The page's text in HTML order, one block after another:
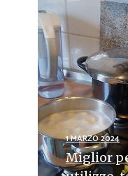
1 MARZO 2024
Miglior